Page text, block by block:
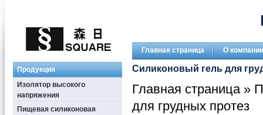
Главная страница О компании
Продукция
Изолятор высокого
напряжения
Пищевая силиконовая
Силиконовый гель для
Главная страница»
для грудных протез